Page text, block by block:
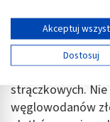
Fit śniadanie z
niezbędnych
wzbogacone
pochodzącym np.
strączkowych.
węglowodanów
Wyświetl listę
Używamy Twoich danych
Cele przetwarzania IAB:
Przechowywanie
dostęp do nich
Akceptuj
Dostosuj